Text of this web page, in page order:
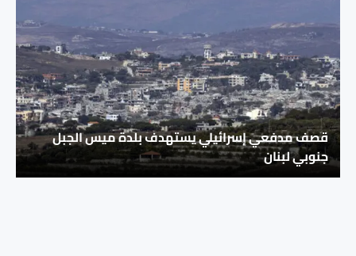
قصف مدفعي إسرائيلي يستهدف بلدة ميس الجبل
جنوبي لبنان